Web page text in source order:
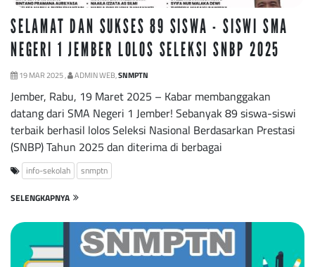
SELAMAT DAN SUKSES 89 SISWA - SISWI SMA
NEGERI 1 JEMBER LOLOS SELEKSI SNBP 2025
19 MAR 2025 , ADMIN WEB,SNMPTN
Jember, Rabu, 19 Maret 2025 – Kabar membanggakan
datang dari SMA Negeri 1 Jember! Sebanyak 89 siswa-siswi
terbaik berhasil lolos Seleksi Nasional Berdasarkan Prestasi
(SNBP) Tahun 2025 dan diterima di berbagai
info-sekolah snmptn
SELENGKAPNYA